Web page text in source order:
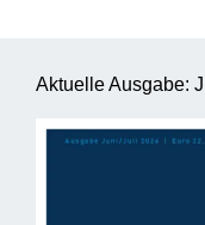
Aktuelle Ausgabe: